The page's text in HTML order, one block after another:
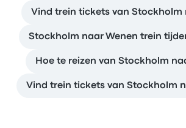
Vind trein tickets van Stockholm
Stockholm naar Wenen trein
Hoe te reizen van Stockholm
Vind trein tickets van Stockholm